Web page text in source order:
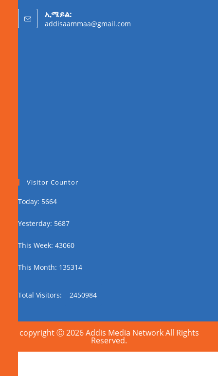
ኢሜይል:
addisaammaa@gmail.com
Visitor Countor
Today: 5664
Yesterday: 5687
This Week: 43060
This Month: 135314
Total Visitors: 2450984
copyright Ⓒ 2026 Addis Media Network All Rights
Reserved.